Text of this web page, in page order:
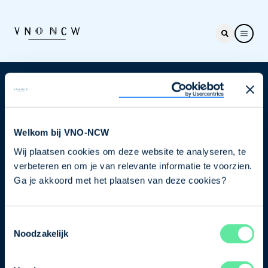
Welkom bij VNO-NCW
Wij plaatsen cookies om deze website te analyseren, te
verbeteren en om je van relevante informatie te voorzien.
Ga je akkoord met het plaatsen van deze cookies?
Noodzakelijk
Nieuwsbrief
je nu in voor de VNO-NCW nieuwsbrief.
Schrijf je in
Direct naar
Ons verhaal